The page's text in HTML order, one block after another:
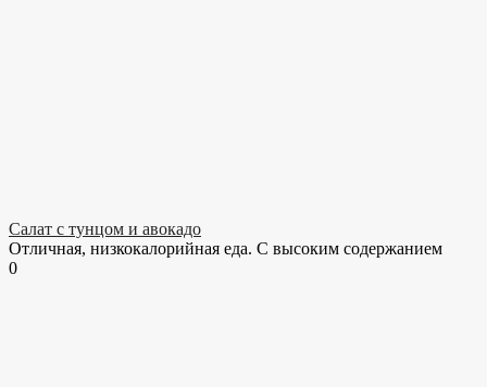
Салат с тунцом и авокадо
Отличная, низкокалорийная еда. С высоким содержанием
0